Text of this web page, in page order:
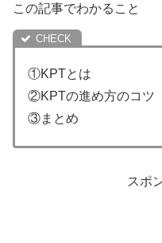
この記事でわかること
①KPTとは
②KPTの進め方のコツ
③まとめ
スポ